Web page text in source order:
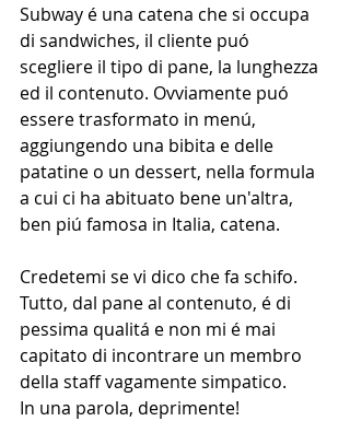
Subway é una catena che si occupa
di sandwiches, il cliente puó
scegliere il tipo di pane, la lunghezza
ed il contenuto. Ovviamente puó
essere trasformato in menú,
aggiungendo una bibita e delle
patatine o un dessert, nella formula
a cui ci ha abituato bene un'altra,
ben piú famosa in Italia, catena.
Credetemi se vi dico che fa schifo.
Tutto, dal pane al contenuto, é di
pessima qualitá e non mi é mai
capitato di incontrare un membro
della staff vagamente simpatico.
In una parola, deprimente!